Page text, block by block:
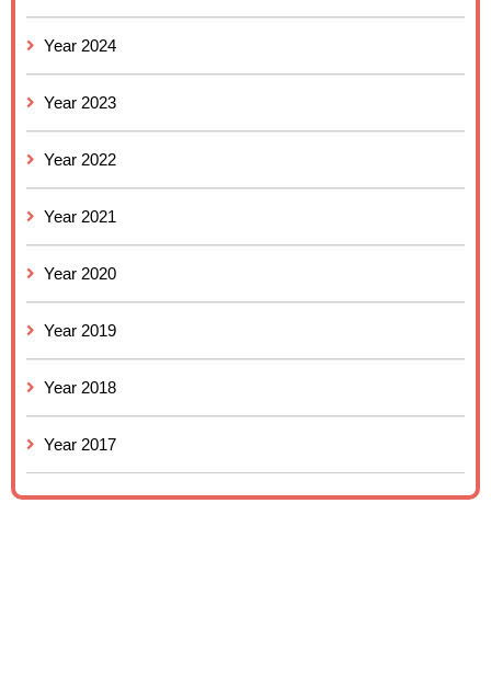
Year 2024
Year 2023
Year 2022
Year 2021
Year 2020
Year 2019
Year 2018
Year 2017